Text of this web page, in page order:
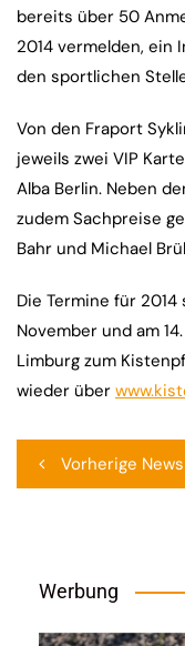
bereits über 50
2014 vermelden, ein
den sportlichen
Von den Fraport
jeweils zwei VIP
Alba Berlin. Neben
zudem Sachpreise
Bahr und Michael
Die Termine für
November und am
Limburg zum
wieder über
Vorherige News
Werbung